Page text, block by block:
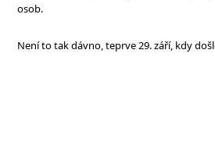
osob.
Není to tak dávno, teprve 29. září, kdy